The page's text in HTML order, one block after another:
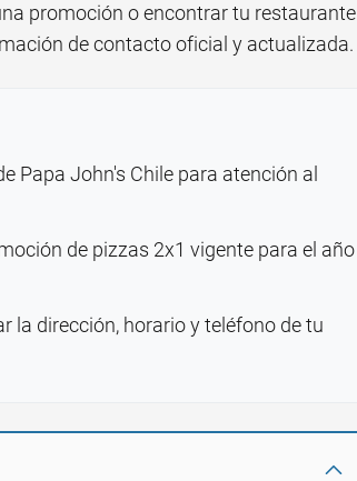
promoción o encontrar tu restaurante
de contacto oficial y actualizada.
Papa John's Chile para atención al
de pizzas 2x1 vigente para el año
la dirección, horario y teléfono de tu